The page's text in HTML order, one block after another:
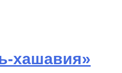
хашавия»